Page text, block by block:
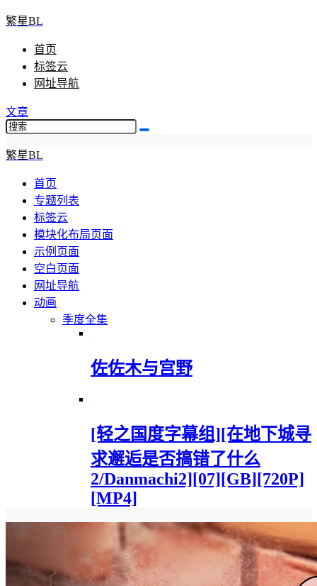
繁星BL
首页
标签云
网址导航
文章
繁星BL
首页
专题列表
标签云
模块化布局页面
示例页面
空白页面
网址导航
动画
季度全集
佐佐木与宫野
[轻之国度字幕组][在地下城寻
求邂逅是否搞错了什么
2/Danmachi2][07][GB][720P]
[MP4]